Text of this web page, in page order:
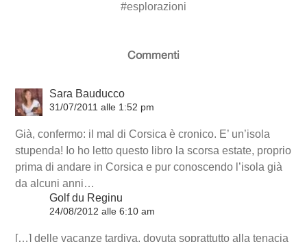
#esplorazioni
Commenti
Sara Bauducco
31/07/2011 alle 1:52 pm
Già, confermo: il mal di Corsica è cronico. E’ un’isola
stupenda! Io ho letto questo libro la scorsa estate, proprio
prima di andare in Corsica e pur conoscendo l’isola già
da alcuni anni…
Golf du Reginu
24/08/2012 alle 6:10 am
[…] delle vacanze tardiva, dovuta soprattutto alla tenacia